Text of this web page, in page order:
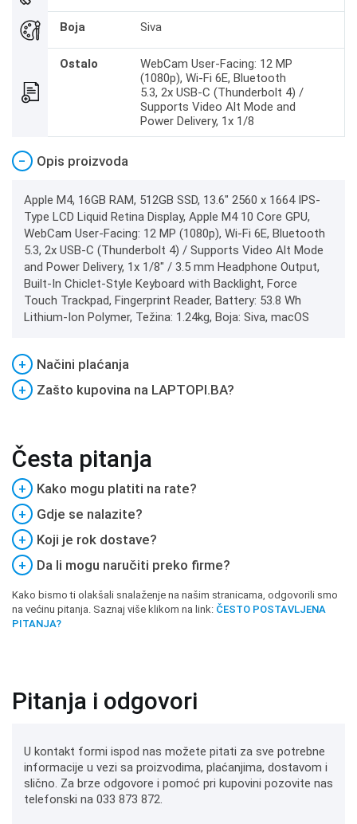
Boja Siva
Ostalo
WebCam User-Facing: 12 MP
(1080p), Wi-Fi 6E, Bluetooth
5.3, 2x USB-C (Thunderbolt 4) /
Supports Video Alt Mode and
Power Delivery, 1x 1/8
− Opis proizvoda
Apple M4, 16GB RAM, 512GB SSD, 13.6" 2560 x 1664 IPS-
Type LCD Liquid Retina Display, Apple M4 10 Core GPU,
WebCam User-Facing: 12 MP (1080p), Wi-Fi 6E, Bluetooth
5.3, 2x USB-C (Thunderbolt 4) / Supports Video Alt Mode
and Power Delivery, 1x 1/8" / 3.5 mm Headphone Output,
Built-In Chiclet-Style Keyboard with Backlight, Force
Touch Trackpad, Fingerprint Reader, Battery: 53.8 Wh
Lithium-Ion Polymer, Težina: 1.24kg, Boja: Siva, macOS
+
Načini plaćanja
+
Zašto kupovina na LAPTOPI.BA?
Česta pitanja
+
Kako mogu platiti na rate?
+
Gdje se nalazite?
+
Koji je rok dostave?
+
Da li mogu naručiti preko firme?
Kako bismo ti olakšali snalaženje na našim stranicama, odgovorili smo
na većinu pitanja. Saznaj više klikom na link: ČESTO POSTAVLJENA
PITANJA?
Pitanja i odgovori
U kontakt formi ispod nas možete pitati za sve potrebne
informacije u vezi sa proizvodima, plaćanjima, dostavom i
slično. Za brze odgovore i pomoć pri kupovini pozovite nas
telefonski na 033 873 872.